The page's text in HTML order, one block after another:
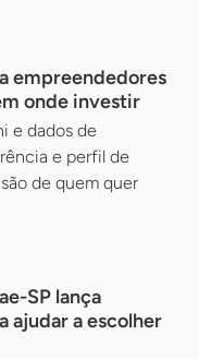
empreendedores
onde investir
e dados de
e perfil de
de quem quer
SP lança
ajudar a escolher